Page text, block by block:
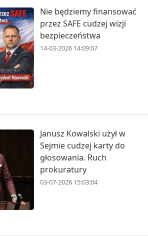
Nie będziemy finansować
przez SAFE cudzej wizji
bezpieczeństwa
14-03-2026 14:09:07
Janusz Kowalski użył w
Sejmie cudzej karty do
głosowania. Ruch
prokuratury
03-07-2026 15:03:04